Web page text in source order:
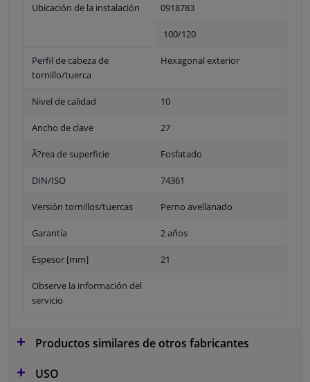
Ubicación de la instalación 0918783
100/120
Perfil de cabeza de
tornillo/tuerca
Hexagonal exterior
Nivel de calidad 10
Ancho de clave 27
Ã?rea de superficie Fosfatado
DIN/ISO 74361
Versión tornillos/tuercas Perno avellanado
Garantía 2 años
Espesor [mm] 21
Observe la información del
servicio
Productos similares de otros fabricantes
USO